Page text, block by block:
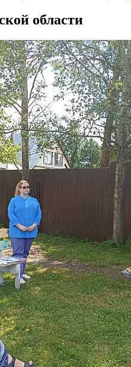
области